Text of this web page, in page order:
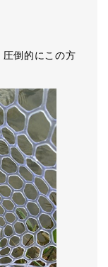
圧倒的にこの方